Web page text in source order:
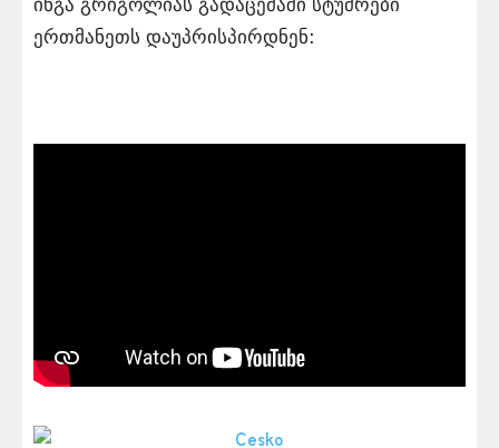
ინგა გრიგოლიას გადაცემაში სტუმრები
ერთმანეთს დაუპრისპირდნენ: